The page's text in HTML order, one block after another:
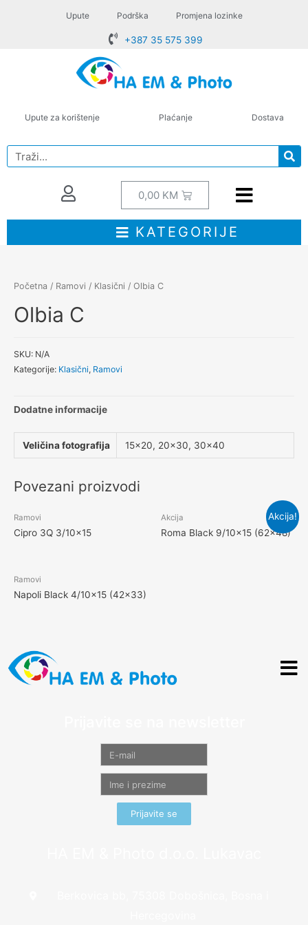
Upute Podrška Promjena lozinke
+387 35 575 399
Upute za korištenje Plaćanje Dostava
0,00 KM
KATEGORIJE
Početna / Ramovi / Klasični / Olbia C
Olbia C
SKU: N/A
Kategorije: Klasični, Ramovi
Dodatne informacije
Veličina fotografija 15×20, 20×30, 30×40
Povezani proizvodi
Ramovi
Cipro 3Q 3/10×15
Akcija!
Akcija
Roma Black 9/10×15 (62×48)
Ramovi
Napoli Black 4/10×15 (42×33)
Prijavite se